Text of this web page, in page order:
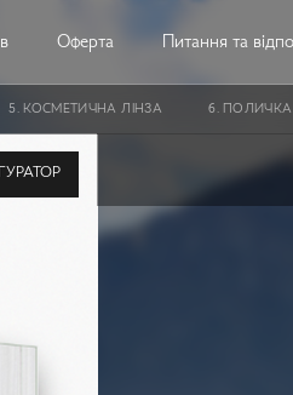
Оферта Питання та
КОСМЕТИЧНА ЛІНЗА ПОЛИЧКА